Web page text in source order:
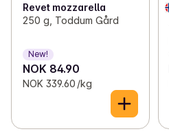
Revet mozzarella
250 g, Toddum Gård
New!
NOK 84.90
NOK 339.60 /kg